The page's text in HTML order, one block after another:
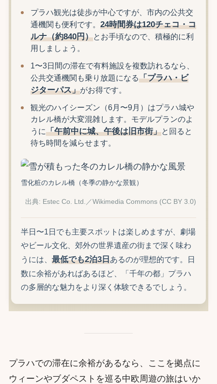
プラハ観光は徒歩が中心ですが、市内の公共交
通機関も便利です。 24時間券は120チェコ・コ
ルナ（約840円）とお手頃なので、積極的に利
用しましょう。
1〜3日間の滞在で有料施設を複数訪れるなら、
公共交通機関も乗り放題になる「プラハ・ビ
ジターパス」がお得です。
観光のハイシーズン（6月〜9月）はプラハ城や
カレル橋が大変混雑します。モデルプランのよ
うに「午前中に城、午後は旧市街」と回ると
待ち時間を減らせます。
雪化粧のカレル橋（冬季の静かな景観）
出典: Estec Co. Ltd.／Wikimedia Commons (CC BY 3.0)
半日〜1日でも主要スポットは楽しめますが、劇場
やビール文化、郊外の世界遺産の街まで深く味わ
うには、 最低でも2泊3日あるのが理想的です。日
数に余裕があればあるほど、「千年の都」プラハ
の多層的な魅力をより深く体験できるでしょう。
プラハでの滞在に余裕があるなら、ここを拠点に
ウィーンやブダペストを巡る中欧周遊の旅はいか